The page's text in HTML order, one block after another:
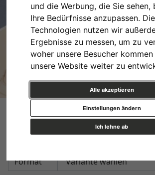
und die Werbung, die Sie sehen,
Ihre Bedürfnisse anzupassen.
Technologien nutzen wir
Ergebnisse zu messen, um zu
woher unsere Besucher
unsere Website weiter zu
Alle akzeptieren
Ich lehne ab
Einstellungen ändern
1,4 mm Passepartout in
Standardformaten
Format